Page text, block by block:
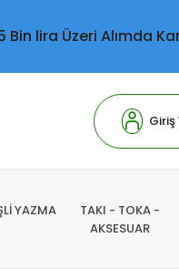
lira Üzeri Alımda
Giriş
YAZMA
TAKI - TOKA -
AKSESUAR